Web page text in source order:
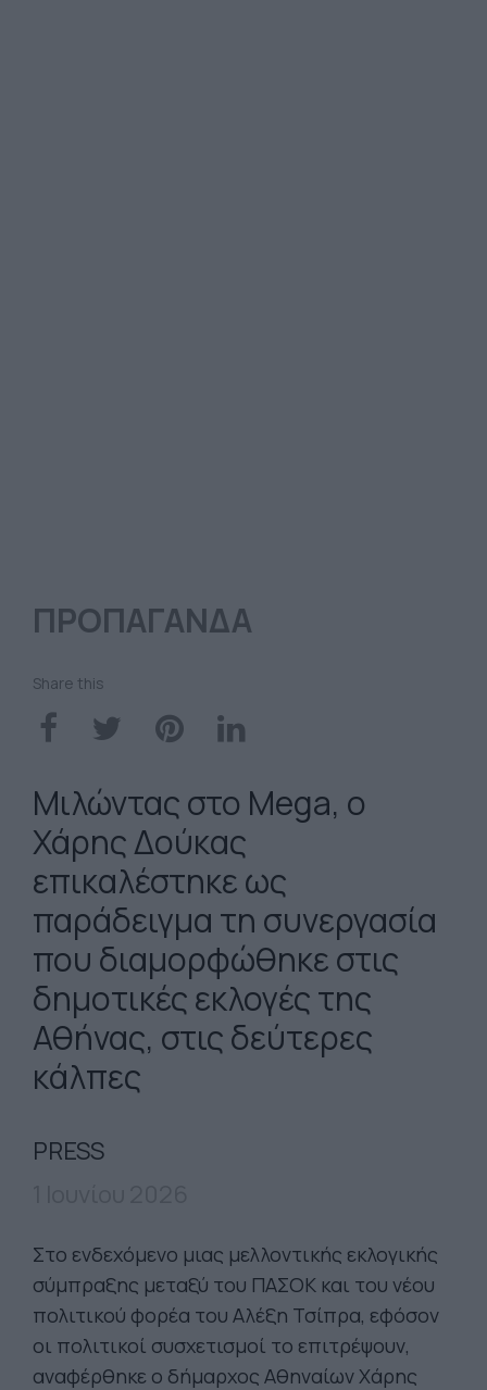
ΠΡΟΠΑΓΑΝΔΑ
Share this
Μιλώντας στο Mega, ο
Χάρης Δούκας
επικαλέστηκε ως
παράδειγμα τη συνεργασία
που διαμορφώθηκε στις
δημοτικές εκλογές της
Αθήνας, στις δεύτερες
κάλπες
PRESS
Στο ενδεχόμενο μιας μελλοντικής εκλογικής
σύμπραξης μεταξύ του ΠΑΣΟΚ και του νέου
πολιτικού φορέα του Αλέξη Τσίπρα, εφόσον
οι πολιτικοί συσχετισμοί το επιτρέψουν,
αναφέρθηκε ο δήμαρχος Αθηναίων Χάρης